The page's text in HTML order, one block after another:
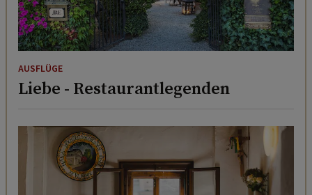
AUSFLÜGE
Liebe - Restaurantlegenden